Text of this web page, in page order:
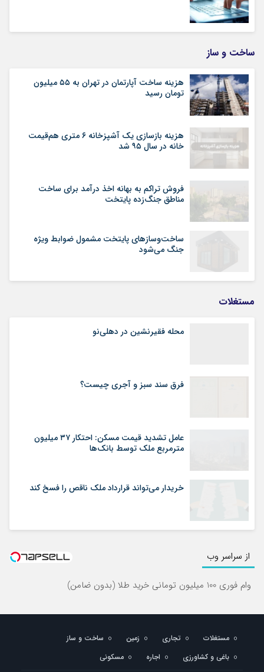
ساخت و ساز
هزینه ساخت آپارتمان در تهران به ۵۵ میلیون
تومان رسید
هزینه بازسازی یک آشپزخانه ۶ متری هم‌قیمت
خانه در سال ۹۵ شد
فروش تراکم به بهانه اخذ درآمد برای ساخت
مناطق جنگ‌زده پایتخت
ساخت‌وسازهای پایتخت مشمول ضوابط ویژه
جنگ می‌شود
مستغلات
محله فقیرنشین در دهلی‏‌نو
فرق سند سبز و آجری چیست؟
عامل تشدید قیمت مسکن: احتکار ۳۷ میلیون
مترمربع ملک توسط بانک‌ها
خریدار می‌تواند قرارداد ملک ناقص را فسخ کند
از سراسر وب
وام فوری 100 میلیون تومانی خرید طلا (بدون ضامن)
مستغلات تجاری زمین
ساخت و ساز
باغی و کشاورزی
اجاره مسکونی